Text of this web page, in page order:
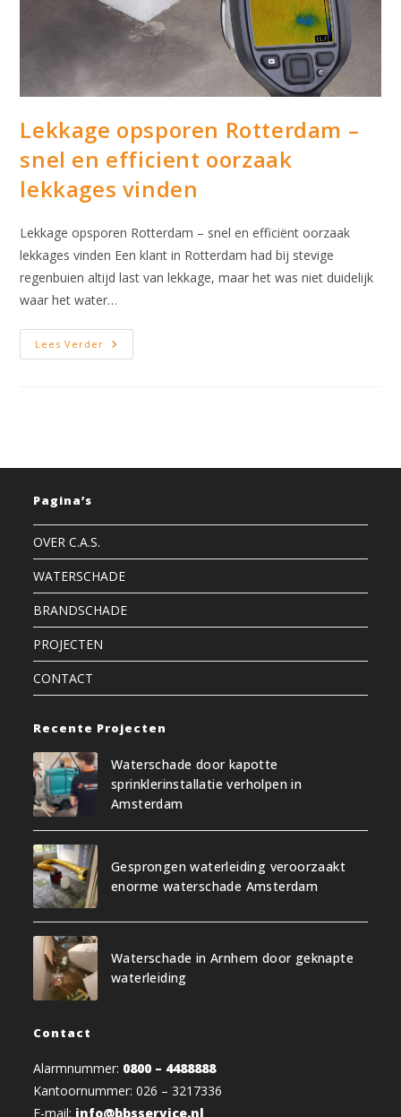
Lekkage opsporen Rotterdam –
snel en efficient oorzaak
lekkages vinden
Lekkage opsporen Rotterdam – snel en efficiënt oorzaak
lekkages vinden Een klant in Rotterdam had bij stevige
regenbuien altijd last van lekkage, maar het was niet duidelijk
waar het water…
Lees Verder Lekkage
Opsporen
Pagina’s
OVER C.A.S.
WATERSCHADE
BRANDSCHADE
PROJECTEN
CONTACT
Recente Projecten
Waterschade door kapotte
sprinklerinstallatie verholpen in
Amsterdam
Gesprongen waterleiding veroorzaakt
enorme waterschade Amsterdam
Waterschade in Arnhem door geknapte
waterleiding
Contact
Alarmnummer: 0800 – 4488888
Kantoornummer: 026 – 3217336
E-mail: info@bbsservice.nl